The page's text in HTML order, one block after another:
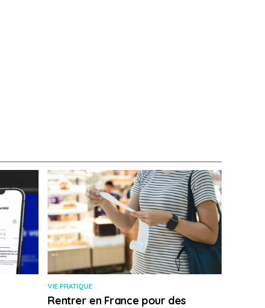
VIE PRATIQUE
Rentrer en France pour des